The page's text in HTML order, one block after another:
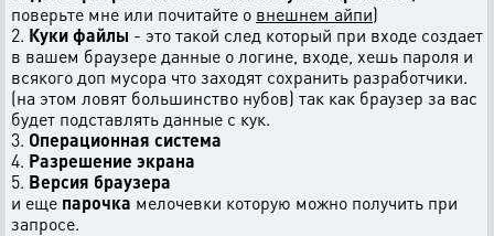
поверьте мне или почитайте о внешнем айпи)
2. Куки файлы - это такой след который при входе создает
в вашем браузере данные о логине, входе, хешь пароля и
всякого доп мусора что заходят сохранить разработчики.
(на этом ловят большинство нубов) так как браузер за вас
будет подставлять данные с кук.
3. Операционная система
4. Разрешение экрана
5. Версия браузера
и еще парочка мелочевки которую можно получить при
запросе.